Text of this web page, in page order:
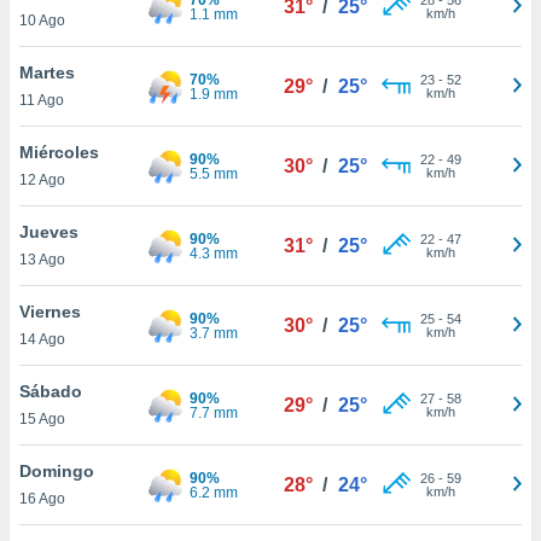
más
nuestra
y
de
disponible
cookies
aceptar
10 Ago
1.1 mm
31° / 25°
km/h
Martes
11 Ago
70%
1.9 mm
29° / 25° 23- 52
km/h
Miércoles
12 Ago
90%
5.5 mm
30° / 25° 22- 49
km/h
Jueves
13 Ago
90%
4.3 mm
31° / 25° 22- 47
km/h
Viernes
14 Ago
90%
3.7 mm
30° / 25° 25- 54
km/h
Sábado
15 Ago
90%
7.7 mm
29° / 25° 27- 58
km/h
Domingo
16 Ago
90%
6.2 mm
28° / 24° 26- 59
km/h